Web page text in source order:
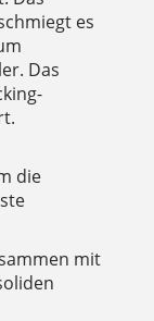
es
Das
die
mit